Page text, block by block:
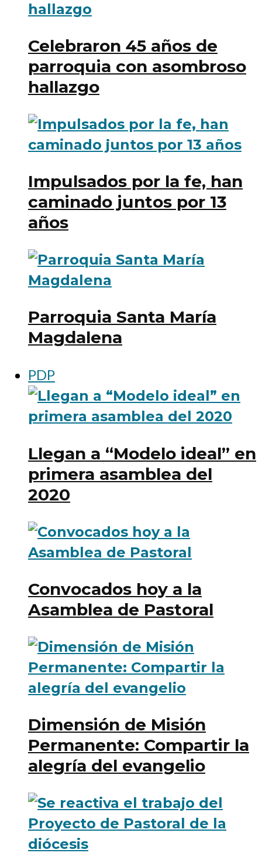
Celebraron 45 años de
parroquia con asombroso
hallazgo
Impulsados por la fe, han
caminado juntos por 13
años
Parroquia Santa María
Magdalena
PDP
Llegan a “Modelo ideal” en
primera asamblea del
2020
Convocados hoy a la
Asamblea de Pastoral
Dimensión de Misión
Permanente: Compartir la
alegría del evangelio